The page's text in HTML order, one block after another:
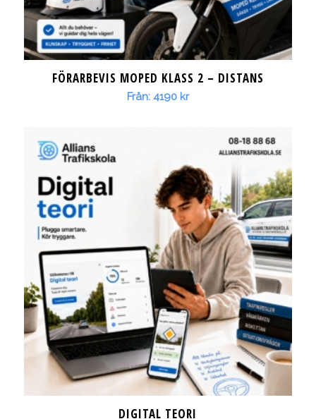
FÖRARBEVIS MOPED KLASS 2 – DISTANS
Från: 4190 kr
DIGITAL TEORI